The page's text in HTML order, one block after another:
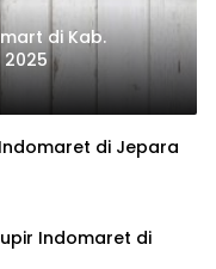
di Kab.
2025
di Jepara
Indomaret di